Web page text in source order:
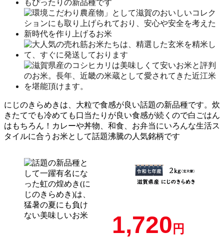
にじのきらめきは、大粒で食感が良い話題の新品種です。炊
きたてでも冷めても口当たりが良い食感が続くので白ごはん
はもちろん！カレーや丼物、和食、お弁当にいろんな生活ス
タイルに合うお米として話題沸騰の人気銘柄です
1,720 円